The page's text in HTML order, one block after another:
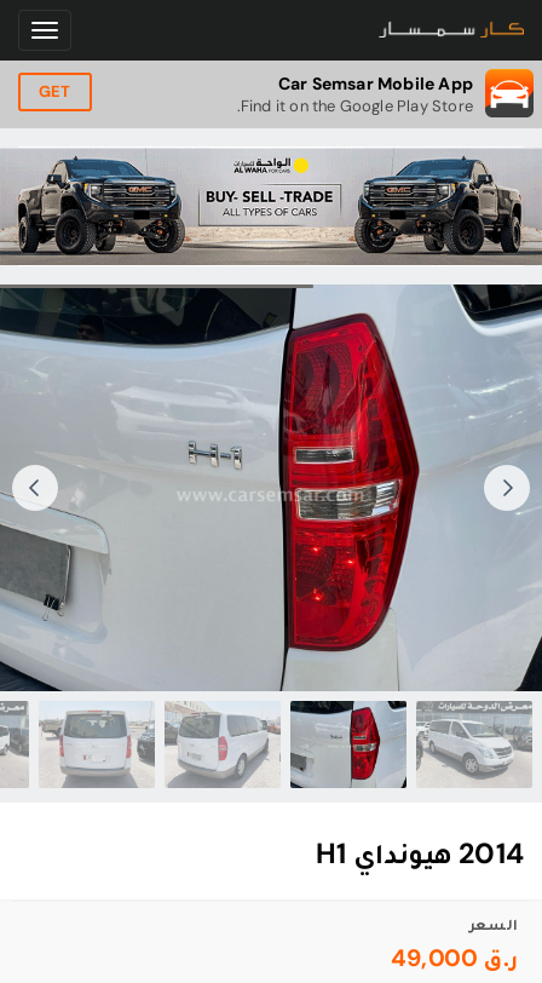
Car Semsar Mobile App
Find it on the Google Play Store.
GET
2014 هيونداي H1
السعر
ر.ق 49,000